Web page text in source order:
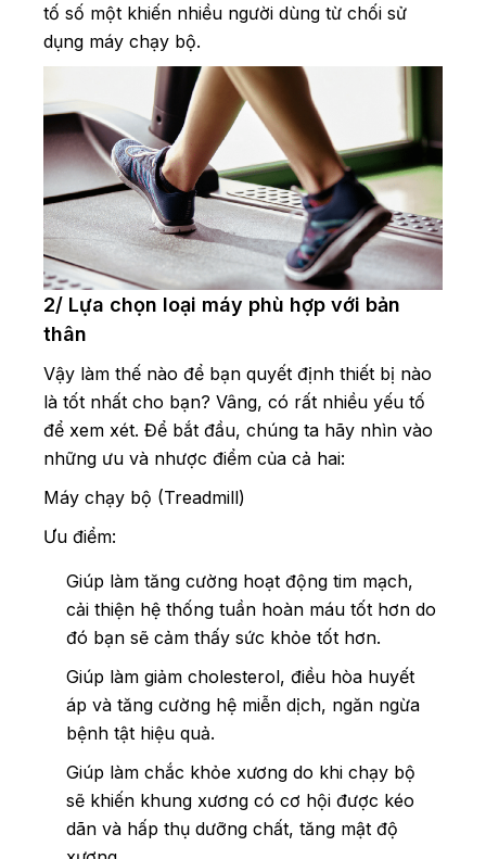
tố số một khiến nhiều người dùng từ chối sử
dụng máy chạy bộ.
2/ Lựa chọn loại máy phù hợp với bản
thân
Vậy làm thế nào để bạn quyết định thiết bị nào
là tốt nhất cho bạn? Vâng, có rất nhiều yếu tố
để xem xét. Để bắt đầu, chúng ta hãy nhìn vào
những ưu và nhược điểm của cả hai:
Máy chạy bộ (Treadmill)
Ưu điểm:
Giúp làm tăng cường hoạt động tim mạch,
cải thiện hệ thống tuần hoàn máu tốt hơn do
đó bạn sẽ cảm thấy sức khỏe tốt hơn.
Giúp làm giảm cholesterol, điều hòa huyết
áp và tăng cường hệ miễn dịch, ngăn ngừa
bệnh tật hiệu quả.
Giúp làm chắc khỏe xương do khi chạy bộ
sẽ khiến khung xương có cơ hội được kéo
dãn và hấp thụ dưỡng chất, tăng mật độ